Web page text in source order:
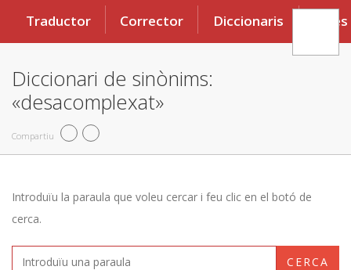
Traductor Corrector Diccionaris Eines
Diccionari de sinònims:
«desacomplexat»
Compartiu
Introduïu la paraula que voleu cercar i feu clic en el botó de
cerca.
CERCA